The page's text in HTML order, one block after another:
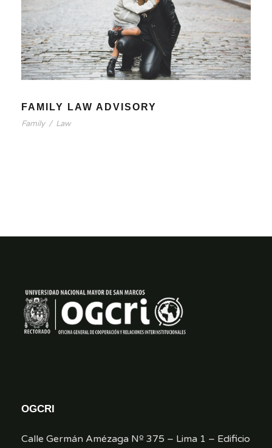
FAMILY LAW ADVISORY
Family / Law
OGCRI
Calle Germán Amézaga Nº 375 – Lima 1 – Edificio